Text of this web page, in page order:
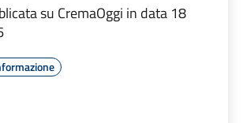
su CremaOggi in data 18